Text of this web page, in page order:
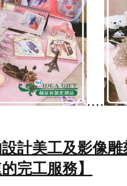
....
設計美工及影像
完工服務】